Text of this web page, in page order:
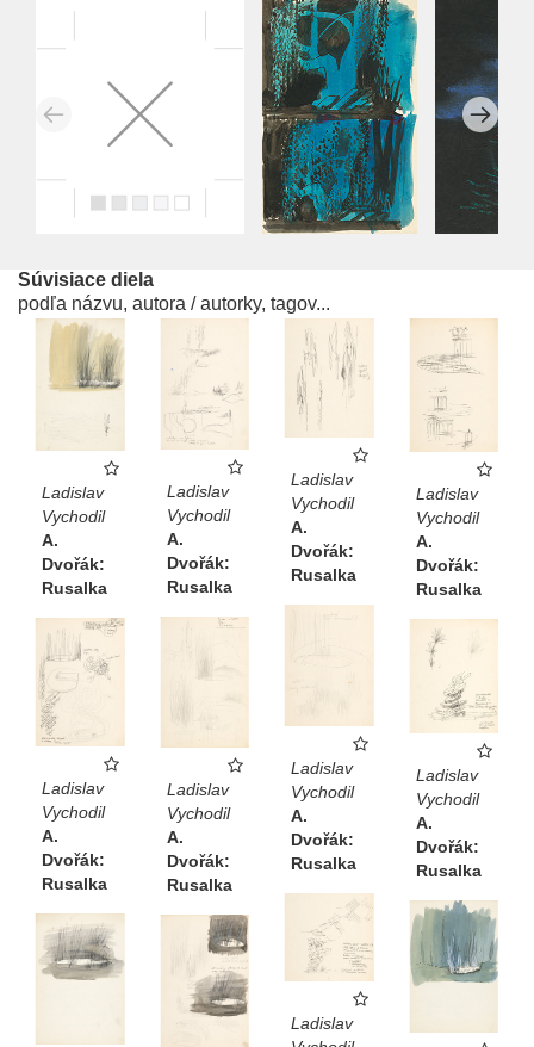
Súvisiace diela
podľa názvu, autora / autorky, tagov...
Ladislav
Vychodil
A.
Dvořák:
Rusalka
Ladislav
Vychodil
A.
Dvořák:
Rusalka
Ladislav
Vychodil
A.
Dvořák:
Rusalka
Ladislav
Vychodil
A.
Dvořák:
Rusalka
Ladislav
Vychodil
A.
Dvořák:
Rusalka
Ladislav
Vychodil
A.
Dvořák:
Rusalka
Ladislav
Vychodil
A.
Dvořák:
Rusalka
Ladislav
Vychodil
A.
Dvořák:
Rusalka
Ladislav